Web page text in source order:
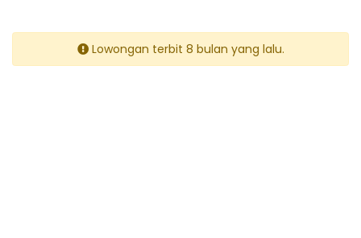
Lowongan terbit 8 bulan yang lalu.